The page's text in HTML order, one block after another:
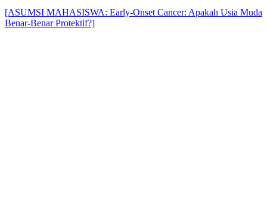
[ASUMSI MAHASISWA: Early-Onset Cancer: Apakah Usia Muda
Benar-Benar Protektif?]